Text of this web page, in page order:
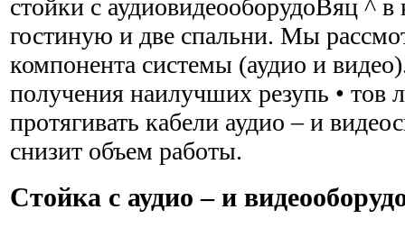
стойки с аудиовидеооборудоВяц ^
гостиную и две спальни. Мы
компонента системы (аудио и
получения наилучших резупь • тов
протягивать кабели аудио – и
снизит объем работы.
Стойка с аудио – и